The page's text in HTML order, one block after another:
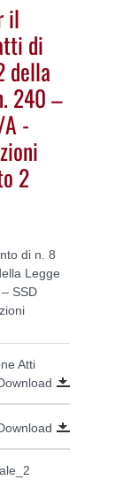
il
di
della
240 –
-
2
di n. 8
Legge
SSD
Atti